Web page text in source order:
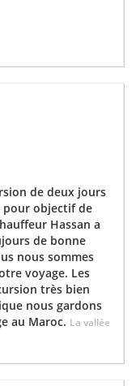
de deux jours
pour objectif de
Hassan a
de bonne
nous sommes
voyage. Les
très bien
nous gardons
au Maroc. La vallée